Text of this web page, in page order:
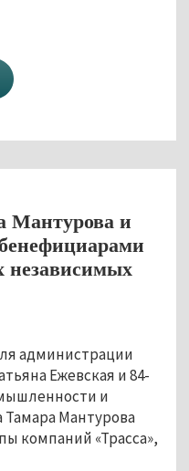
и
независимых
администрации
Ежевская и 84-
и
Тамара Мантурова
компаний «Трасса»,